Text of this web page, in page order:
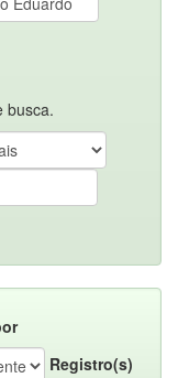
busca.
Registro(s)